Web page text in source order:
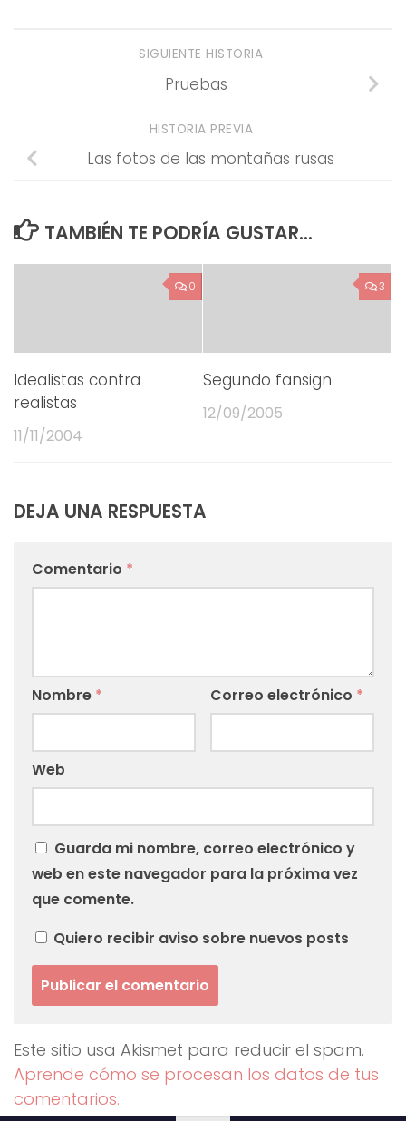
SIGUIENTE HISTORIA
Pruebas
HISTORIA PREVIA
Las fotos de las montañas rusas
TAMBIÉN TE PODRÍA GUSTAR...
0
Idealistas contra
realistas
11/11/2004
3
Segundo fansign
12/09/2005
DEJA UNA RESPUESTA
Comentario *
Nombre * Correo electrónico *
Web
Guarda mi nombre, correo electrónico y
web en este navegador para la próxima vez
que comente.
Quiero recibir aviso sobre nuevos posts
Este sitio usa Akismet para reducir el spam.
Aprende cómo se procesan los datos de tus
comentarios.